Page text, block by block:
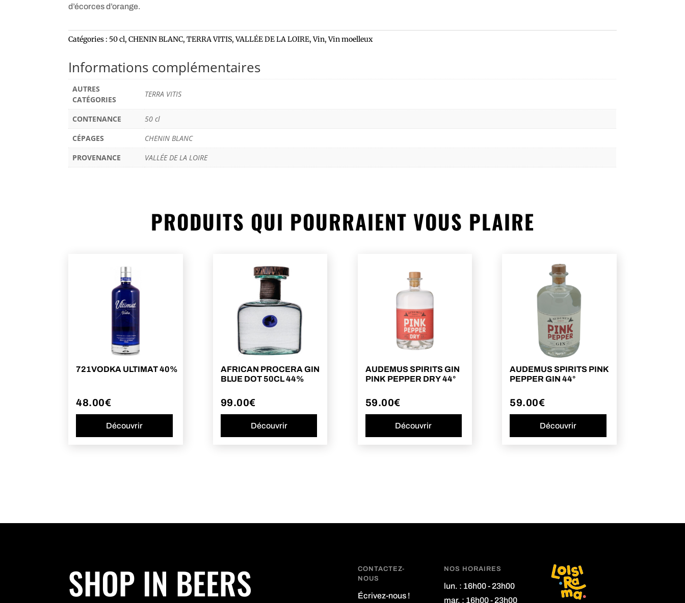
d’écorces d’orange.
Catégories : 50 cl,CHENIN BLANC,TERRA VITIS,VALLÉE DE LA LOIRE,Vin,Vin moelleux
Informations complémentaires
AUTRES
CATÉGORIES
TERRA VITIS
CONTENANCE
50 cl
CÉPAGES
CHENIN BLANC
PROVENANCE
VALLÉE DE LA LOIRE
PRODUITS QUI POURRAIENT VOUS PLAIRE
721VODKA ULTIMAT 40%
48.00€
Découvrir
AFRICAN PROCERA GIN
BLUE DOT 50CL 44%
99.00€
Découvrir
AUDEMUS SPIRITS GIN
PINK PEPPER DRY 44°
59.00€
Découvrir
AUDEMUS SPIRITS PINK
PEPPER GIN 44°
59.00€
Découvrir
SHOP IN BEERS
CONTACTEZ-
NOUS
Écrivez-nous !
NOS HORAIRES
lun. : 16h00 - 23h00
mar. : 16h00 - 23h00